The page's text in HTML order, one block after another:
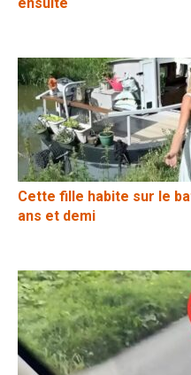
Cette fille habite sur le
ans et demi